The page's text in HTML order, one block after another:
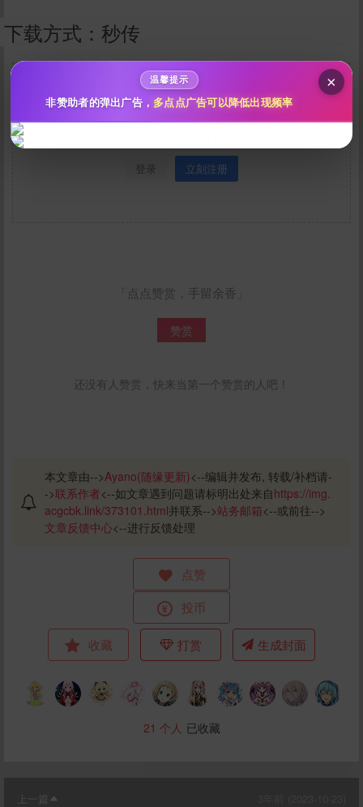
分
下载方式：秒传
当前隐藏内容需要支付10积分
登录 立刻注册
「点点赞赏，手留余香」
赞赏
还没有人赞赏，快来当第一个赞赏的人吧！
本文章由-->Ayano(随缘更新)<--编辑并发布, 转载/补档请-
->联系作者<--如文章遇到问题请标明出处来自https://img.
acgcbk.link/373101.html并联系-->站务邮箱<--或前往-->
文章反馈中心<--进行反馈处理
点赞
投币
收藏 打赏 生成封面
21 个人 已收藏
上一篇
×
温馨提示
非赞助者的弹出广告， 多点点广告可以降低出现频率